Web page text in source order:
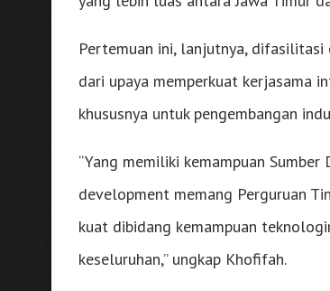
Pertemuan ini, lanjutnya,
dari upaya memperkuat kerjasama
khususnya untuk pengembangan
“Yang memiliki kemampuan
development memang Perguruan
kuat dibidang kemampuan
keseluruhan,” ungkap Khofifah.